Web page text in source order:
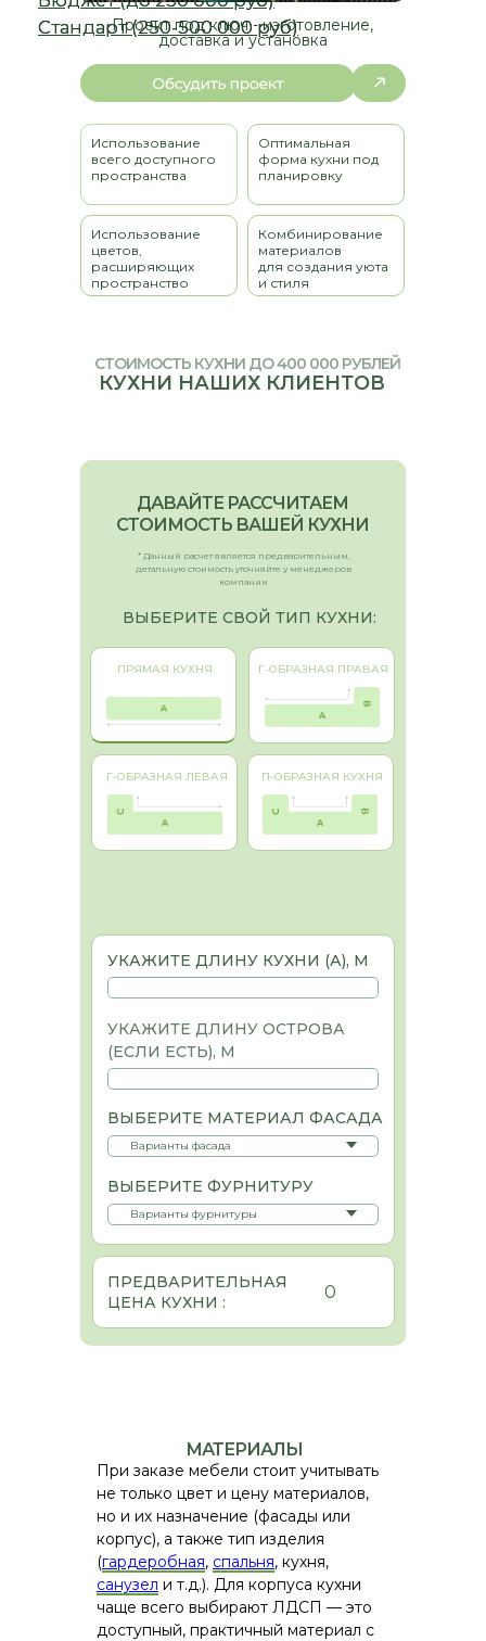
Проект под ключ - изготовление,
доставка и установка
Комбинирование
материалов
для создания уюта
и стиля
Использование
цветов,
расширяющих
пространство
Оптимальная
форма кухни под
планировку
Использование
всего доступного
пространства
СТОИМОСТЬ КУХНИ ДО 400 000 РУБЛЕЙ
КУХНИ НАШИХ КЛИЕНТОВ
ПРЯМАЯ КУХНЯ
Г-ОБРАЗНАЯ ЛЕВАЯ
Г-ОБРАЗНАЯ ПРАВАЯ
ВЫБЕРИТЕ СВОЙ ТИП КУХНИ:
П-ОБРАЗНАЯ КУХНЯ
* Данный расчет является предварительным,
детальную стоимость уточняйте у менеджеров
компании
ДАВАЙТЕ РАССЧИТАЕМ
СТОИМОСТЬ ВАШЕЙ КУХНИ
0
УКАЖИТЕ ДЛИНУ ОСТРОВА
(ЕСЛИ ЕСТЬ), М
ВЫБЕРИТЕ ФУРНИТУРУ
ВЫБЕРИТЕ МАТЕРИАЛ ФАСАДА
УКАЖИТЕ ДЛИНУ КУХНИ (А), М
ПРЕДВАРИТЕЛЬНАЯ
ЦЕНА КУХНИ :
МАТЕРИАЛЫ
При заказе мебели стоит учитывать
не только цвет и цену материалов,
но и их назначение (фасады или
корпус), а также тип изделия
(гардеробная, спальня, кухня,
санузел и т.д.). Для корпуса кухни
чаще всего выбирают ЛДСП — это
доступный, практичный материал с